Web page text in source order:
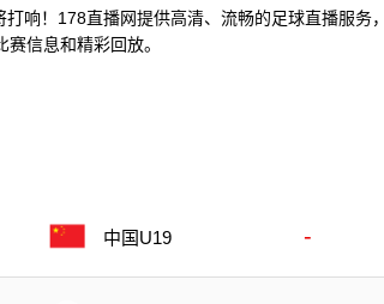
响！178直播网提供高清、流畅的足球直播服
信息和精彩回放。
中国U19 -